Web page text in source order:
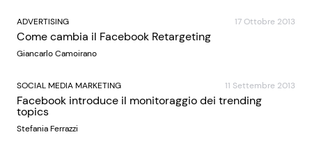
ADVERTISING 17 Ottobre 2013
Come cambia il Facebook Retargeting
Giancarlo Camoirano
SOCIAL MEDIA MARKETING 11 Settembre 2013
Facebook introduce il monitoraggio dei trending
topics
Stefania Ferrazzi